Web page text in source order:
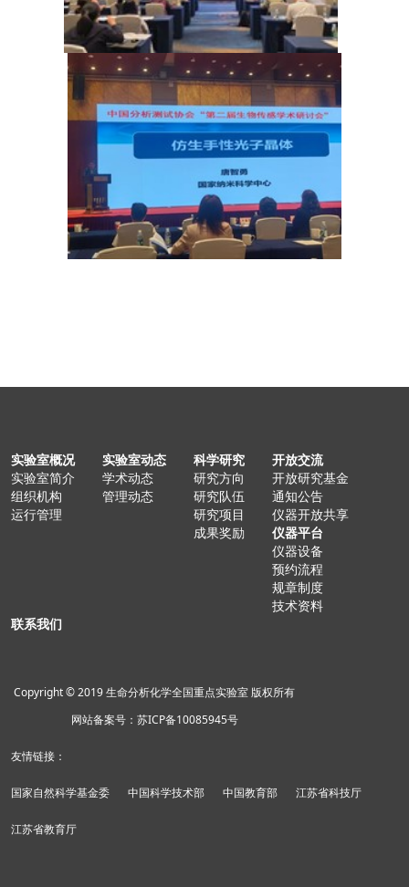
实验室概况
实验室简介
组织机构
运行管理
实验室动态
学术动态
管理动态
科学研究
研究方向
研究队伍
研究项目
成果奖励
开放交流
开放研究基金
通知公告
仪器开放共享
仪器平台
仪器设备
预约流程
规章制度
技术资料
联系我们
Copyright © 2019 生命分析化学全国重点实验室 版权所有
网站备案号：苏ICP备10085945号
友情链接：
国家自然科学基金委 中国科学技术部 中国教育部 江苏省科技厅
江苏省教育厅